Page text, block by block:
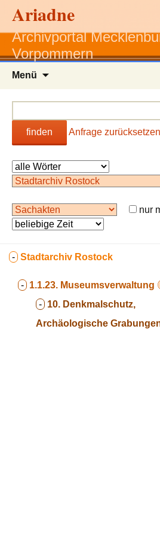
Ariadne
Archivportal
Vorpommern
Menü
finden Anfrage zurücksetzen
nur
- Stadtarchiv Rostock
- 1.1.23. Museumsverwaltung
- 10. Denkmalschutz,
Archäologische